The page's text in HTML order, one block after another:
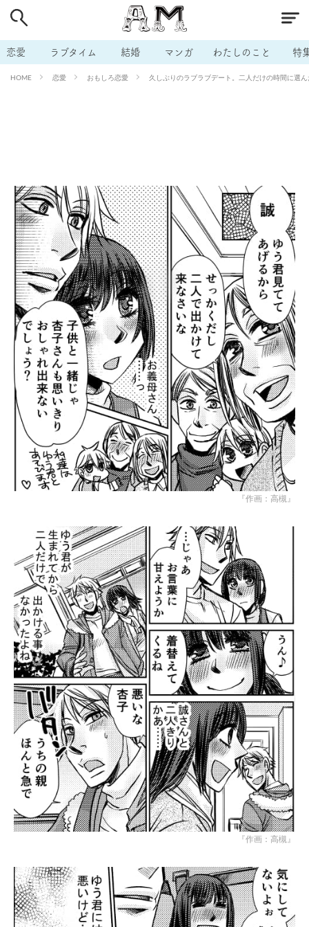
恋愛 ラブタイム 結婚 マンガ わたしのこと 特
HOME 恋愛 おもしろ恋愛 久しぶりのラブラブデート。二人だけの時間に選
『作画：高槻』
『作画：高槻』
# 男の本音 # セフレ
# 不倫 # 出会う方法 # マッチングアプリ
# ラブグッズ # 体の相性 # イケない